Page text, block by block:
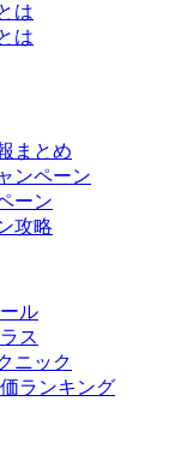
は
は
まとめ
ンペーン
ーン
攻略
ル
ス
ニック
ランキング